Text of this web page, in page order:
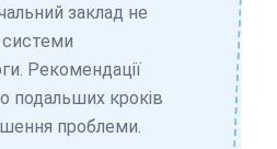
заклад не
Рекомендації
подальших кроків
проблеми.